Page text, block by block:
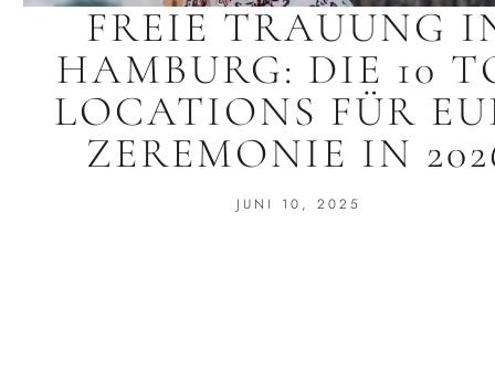
FREIE TRAUUNG
HAMBURG: DIE 10
LOCATIONS FÜR
ZEREMONIE IN
JUNI 10, 2025